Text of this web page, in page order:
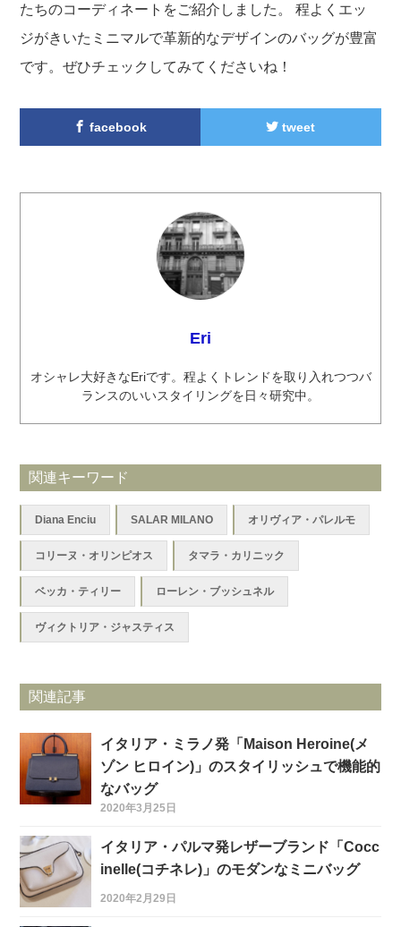
たちのコーディネートをご紹介しました。 程よくエッ
ジがきいたミニマルで革新的なデザインのバッグが豊富
です。ぜひチェックしてみてくださいね！
facebook tweet
Eri
オシャレ大好きなEriです。程よくトレンドを取り入れつつバ
ランスのいいスタイリングを日々研究中。
関連キーワード
Diana Enciu SALAR MILANO オリヴィア・パレルモ
コリーヌ・オリンピオス タマラ・カリニック
ベッカ・ティリー ローレン・ブッシュネル
ヴィクトリア・ジャスティス
関連記事
イタリア・ミラノ発「Maison Heroine(メ
ゾン ヒロイン)」のスタイリッシュで機能的
なバッグ
2020年3月25日
イタリア・パルマ発レザーブランド「Cocc
inelle(コチネレ)」のモダンなミニバッグ
2020年2月29日